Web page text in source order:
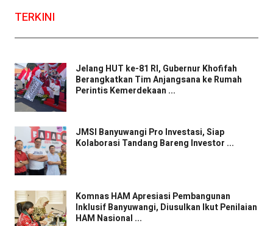
TERKINI
Jelang HUT ke-81 RI, Gubernur Khofifah
Berangkatkan Tim Anjangsana ke Rumah
Perintis Kemerdekaan ...
JMSI Banyuwangi Pro Investasi, Siap
Kolaborasi Tandang Bareng Investor ...
Komnas HAM Apresiasi Pembangunan
Inklusif Banyuwangi, Diusulkan Ikut Penilaian
HAM Nasional ...